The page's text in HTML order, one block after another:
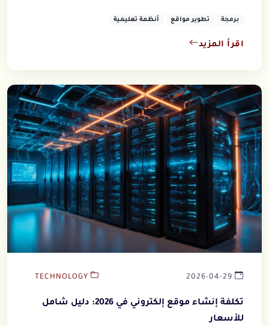
برمجة تطوير مواقع أنظمة تعليمية
اقرأ المزيد
تكلفة إنشاء موقع إلكتروني في 2026: دليل شامل
للأسعار